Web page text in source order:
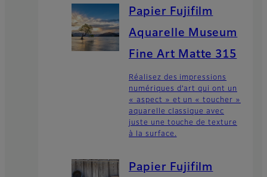
Papier Fujifilm
Aquarelle Museum
Fine Art Matte 315
Réalisez des impressions
numériques d’art qui ont un
« aspect » et un « toucher »
aquarelle classique avec
juste une touche de texture
à la surface.
Papier Fujifilm